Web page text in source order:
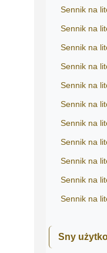
Sennik na
Sennik na
Sennik na
Sennik na
Sennik na
Sennik na
Sennik na
Sennik na
Sennik na
Sennik na
Sennik na
Sny